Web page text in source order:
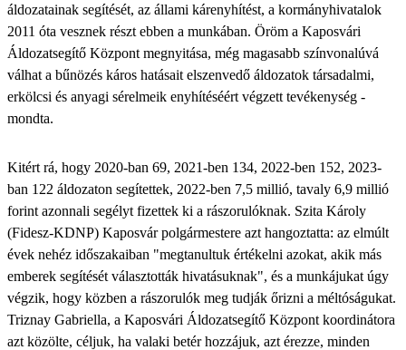
áldozatainak segítését, az állami kárenyhítést, a kormányhivatalok
2011 óta vesznek részt ebben a munkában. Öröm a Kaposvári
Áldozatsegítő Központ megnyitása, még magasabb színvonalúvá
válhat a bűnözés káros hatásait elszenvedő áldozatok társadalmi,
erkölcsi és anyagi sérelmeik enyhítéséért végzett tevékenység -
mondta.
Kitért rá, hogy 2020-ban 69, 2021-ben 134, 2022-ben 152, 2023-
ban 122 áldozaton segítettek, 2022-ben 7,5 millió, tavaly 6,9 millió
forint azonnali segélyt fizettek ki a rászorulóknak. Szita Károly
(Fidesz-KDNP) Kaposvár polgármestere azt hangoztatta: az elmúlt
évek nehéz időszakaiban "megtanultuk értékelni azokat, akik más
emberek segítését választották hivatásuknak", és a munkájukat úgy
végzik, hogy közben a rászorulók meg tudják őrizni a méltóságukat.
Triznay Gabriella, a Kaposvári Áldozatsegítő Központ koordinátora
azt közölte, céljuk, ha valaki betér hozzájuk, azt érezze, minden